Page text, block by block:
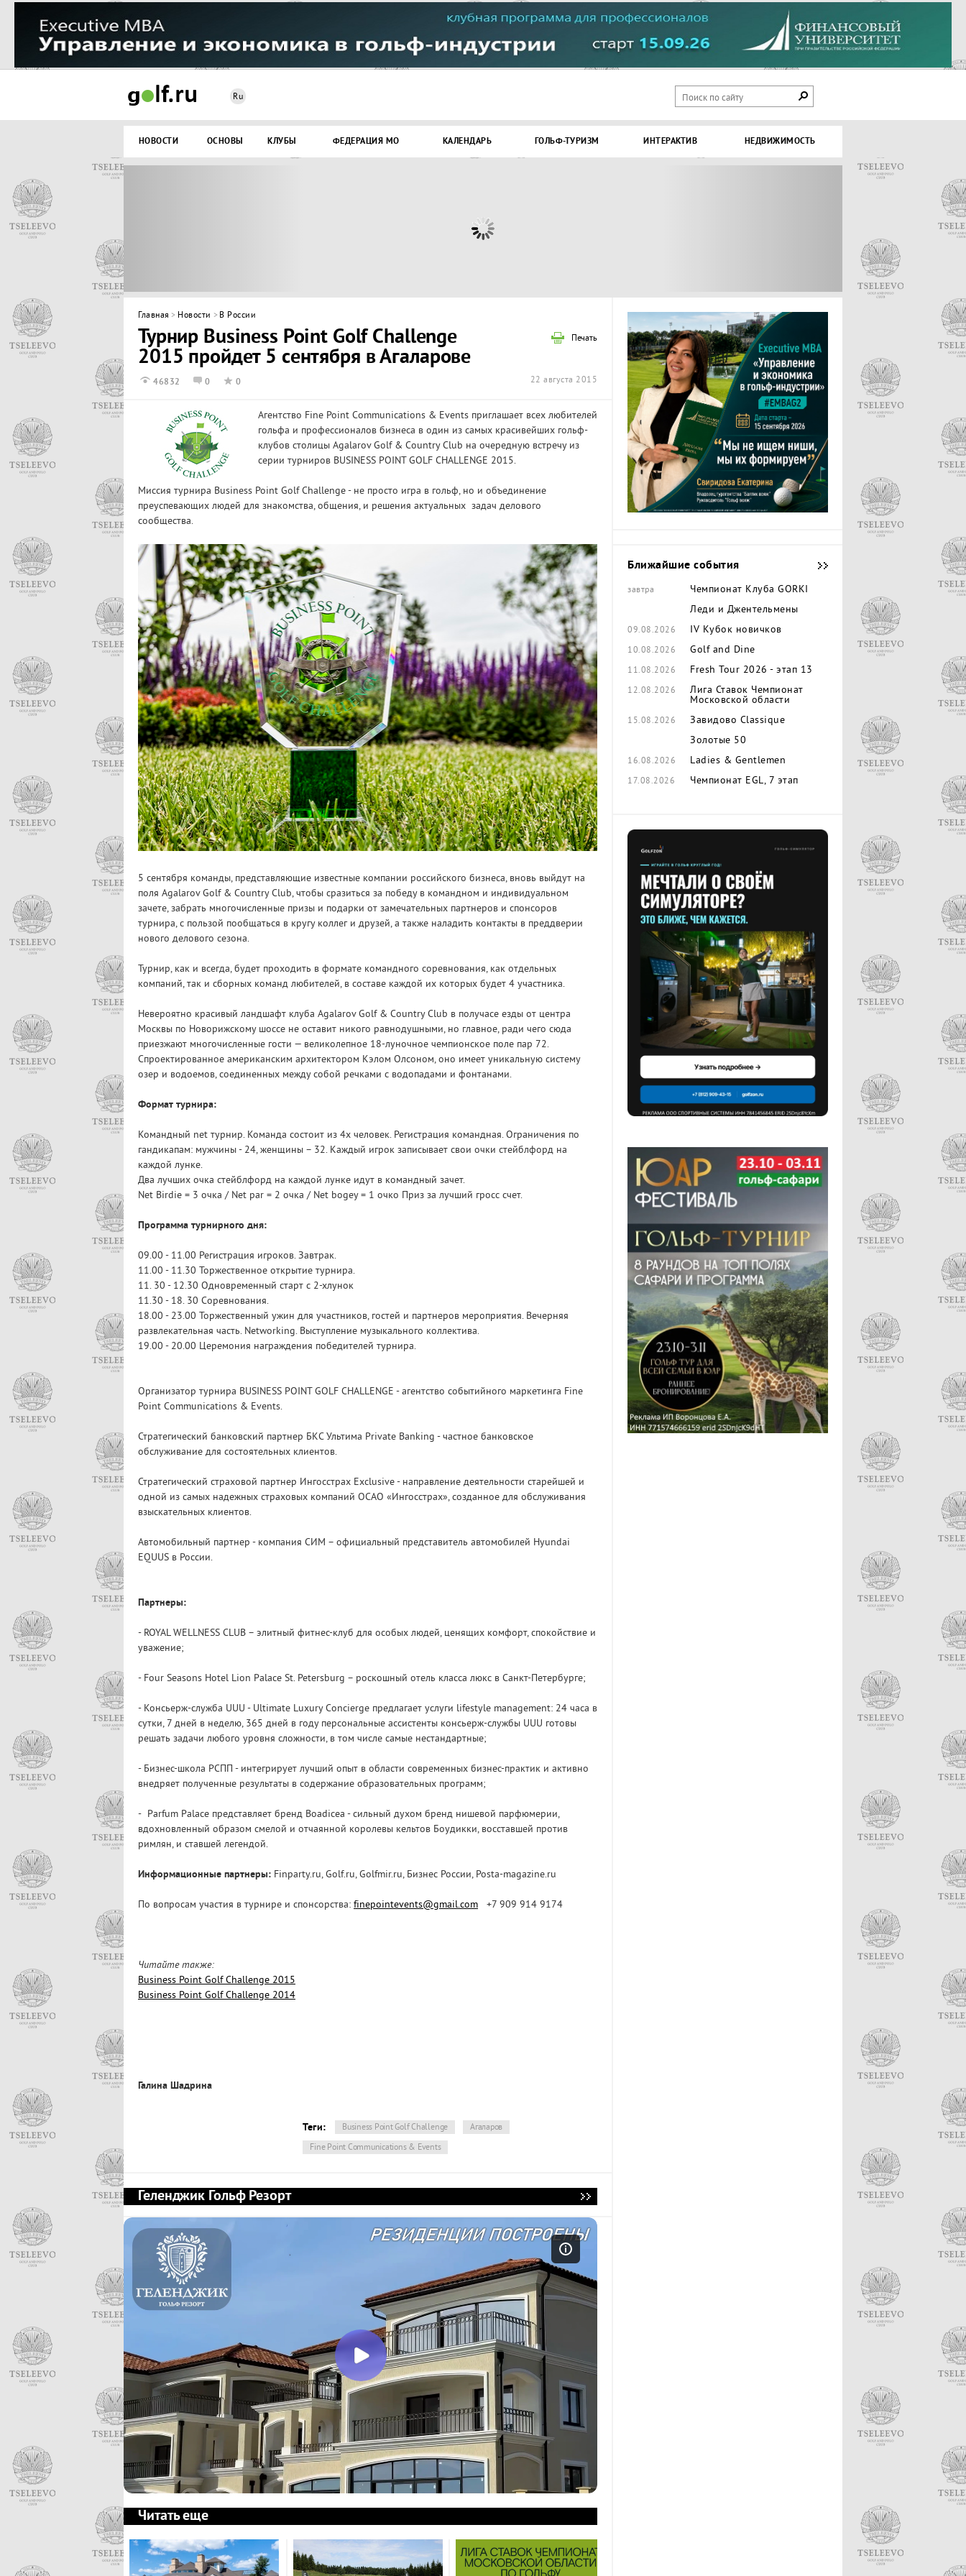
Ru
НОВОСТИ ОСНОВЫ КЛУБЫ ФЕДЕРАЦИЯ МО КАЛЕНДАРЬ ГОЛЬФ-ТУРИЗМ ИНТЕРАКТИВ НЕДВИЖИМОСТЬ
Главная > Новости > В России
Печать
Турнир Business Point Golf Challenge
2015 пройдет 5 сентября в Агаларове
46832 0 0 22 августа 2015
Агентство Fine Point Communications & Events приглашает всех любителей
гольфа и профессионалов бизнеса в один из самых красивейших гольф-
клубов столицы Agalarov Golf & Country Club на очередную встречу из
серии турниров BUSINESS POINT GOLF CHALLENGE 2015.
Миссия турнира Business Point Golf Challenge - не просто игра в гольф, но и объединение
преуспевающих людей для знакомства, общения, и решения актуальных задач делового
сообщества.
5 сентября команды, представляющие известные компании российского бизнеса, вновь выйдут на
поля Agalarov Golf & Country Club, чтобы сразиться за победу в командном и индивидуальном
зачете, забрать многочисленные призы и подарки от замечательных партнеров и спонсоров
турнира, с пользой пообщаться в кругу коллег и друзей, а также наладить контакты в преддверии
нового делового сезона.
Турнир, как и всегда, будет проходить в формате командного соревнования, как отдельных
компаний, так и сборных команд любителей, в составе каждой их которых будет 4 участника.
Невероятно красивый ландшафт клуба Agalarov Golf & Country Club в получасе езды от центра
Москвы по Новорижскому шоссе не оставит никого равнодушными, но главное, ради чего сюда
приезжают многочисленные гости — великолепное 18-луночное чемпионское поле пар 72.
Спроектированное американским архитектором Кэлом Олсоном, оно имеет уникальную систему
озер и водоемов, соединенных между собой речками с водопадами и фонтанами.
Формат турнира:
Командный net турнир. Команда состоит из 4х человек. Регистрация командная. Ограничения по
гандикапам: мужчины - 24, женщины – 32. Каждый игрок записывает свои очки стейблфорд на
каждой лунке.
Два лучших очка стейблфорд на каждой лунке идут в командный зачет.
Net Birdie = 3 очка / Net par = 2 очка / Net bogey = 1 очко Приз за лучший гросс счет.
Программа турнирного дня:
09.00 - 11.00 Регистрация игроков. Завтрак.
11.00 - 11.30 Торжественное открытие турнира.
11. 30 - 12.30 Одновременный старт с 2-хлунок
11.30 - 18. 30 Соревнования.
18.00 - 23.00 Торжественный ужин для участников, гостей и партнеров мероприятия. Вечерняя
развлекательная часть. Networking. Выступление музыкального коллектива.
19.00 - 20.00 Церемония награждения победителей турнира.
Организатор турнира BUSINESS POINT GOLF CHALLENGE - агентство событийного маркетинга Fine
Point Communications & Events.
Стратегический банковский партнер БКС Ультима Private Banking - частное банковское
обслуживание для состоятельных клиентов.
Стратегический страховой партнер Ингосстрах Exclusive - направление деятельности старейшей и
одной из самых надежных страховых компаний ОСАО «Ингосстрах», созданное для обслуживания
взыскательных клиентов.
Автомобильный партнер - компания СИМ – официальный представитель автомобилей Hyundai
EQUUS в России.
Партнеры:
- ROYAL WELLNESS CLUB – элитный фитнес-клуб для особых людей, ценящих комфорт, спокойствие и
уважение;
- Four Seasons Hotel Lion Palace St. Petersburg – роскошный отель класса люкс в Санкт-Петербурге;
- Консьерж-служба UUU - Ultimate Luxury Concierge предлагает услуги lifestyle management: 24 часа в
сутки, 7 дней в неделю, 365 дней в году персональные ассистенты консьерж-службы UUU готовы
решать задачи любого уровня сложности, в том числе самые нестандартные;
- Бизнес-школа РСПП - интегрирует лучший опыт в области современных бизнес-практик и активно
внедряет полученные результаты в содержание образовательных программ;
- Parfum Palace представляет бренд Boadicea - сильный духом бренд нишевой парфюмерии,
вдохновленный образом смелой и отчаянной королевы кельтов Боудикки, восставшей против
римлян, и ставшей легендой.
Информационные партнеры: Finparty.ru, Golf.ru, Golfmir.ru, Бизнес России, Posta-magazine.ru
По вопросам участия в турнире и спонсорства: finepointevents@gmail.com +7 909 914 9174
Читайте также:
Business Point Golf Challenge 2015
Business Point Golf Challenge 2014
Галина Шадрина
Теги: Business Point Golf Challenge
Агаларов
Fine Point Communications & Events
Геленджик Гольф Резорт
Читать еще
Ближайшие события
завтра
Чемпионат Клуба GORKI
Леди и Джентельмены
09.08.2026 IV Кубок новичков
10.08.2026 Golf and Dine
11.08.2026 Fresh Tour 2026 - этап 13
12.08.2026
Лига Ставок Чемпионат
Московской области
15.08.2026
Завидово Classique
Золотые 50
16.08.2026 Ladies & Gentlemen
17.08.2026 Чемпионат EGL, 7 этап